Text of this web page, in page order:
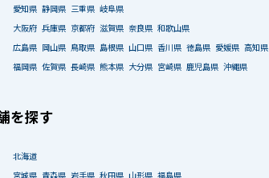
愛知県 静岡県 三重県 岐阜県
大阪府 兵庫県 京都府 滋賀県 奈良県 和歌山県
広島県 岡山県 鳥取県 島根県 山口県 香川県 徳島県 愛媛県 高知県
福岡県 佐賀県 長崎県 熊本県 大分県 宮崎県 鹿児島県 沖縄県
を探す
北海道
宮城県 青森県 岩手県 秋田県 山形県 福島県